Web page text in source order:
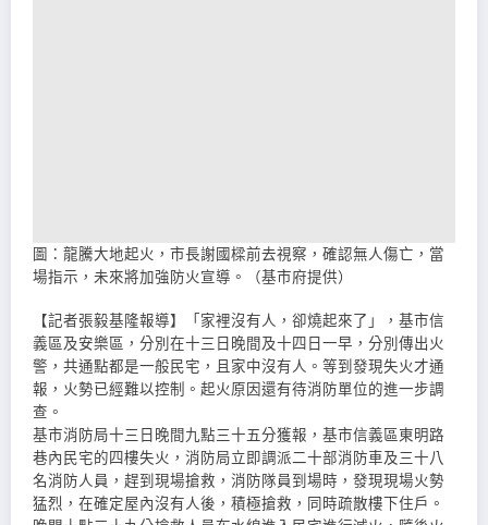
圖：龍騰大地起火，市長謝國樑前去視察，確認無人傷亡，當
場指示，未來將加強防火宣導。（基市府提供）
【記者張毅基隆報導】「家裡沒有人，卻燒起來了」，基市信
義區及安樂區，分別在十三日晚間及十四日一早，分別傳出火
警，共通點都是一般民宅，且家中沒有人。等到發現失火才通
報，火勢已經難以控制。起火原因還有待消防單位的進一步調
查。
基市消防局十三日晚間九點三十五分獲報，基市信義區東明路
巷內民宅的四樓失火，消防局立即調派二十部消防車及三十八
名消防人員，趕到現場搶救，消防隊員到場時，發現現場火勢
猛烈，在確定屋內沒有人後，積極搶救，同時疏散樓下住戶。